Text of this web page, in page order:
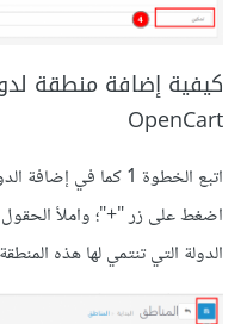
كيفية إضافة منطقة
OpenCart
اتبع الخطوة 1 كما
اضغط على زر "+"؛ واملأ الحقول
الدولة التي تنتمي لها هذه